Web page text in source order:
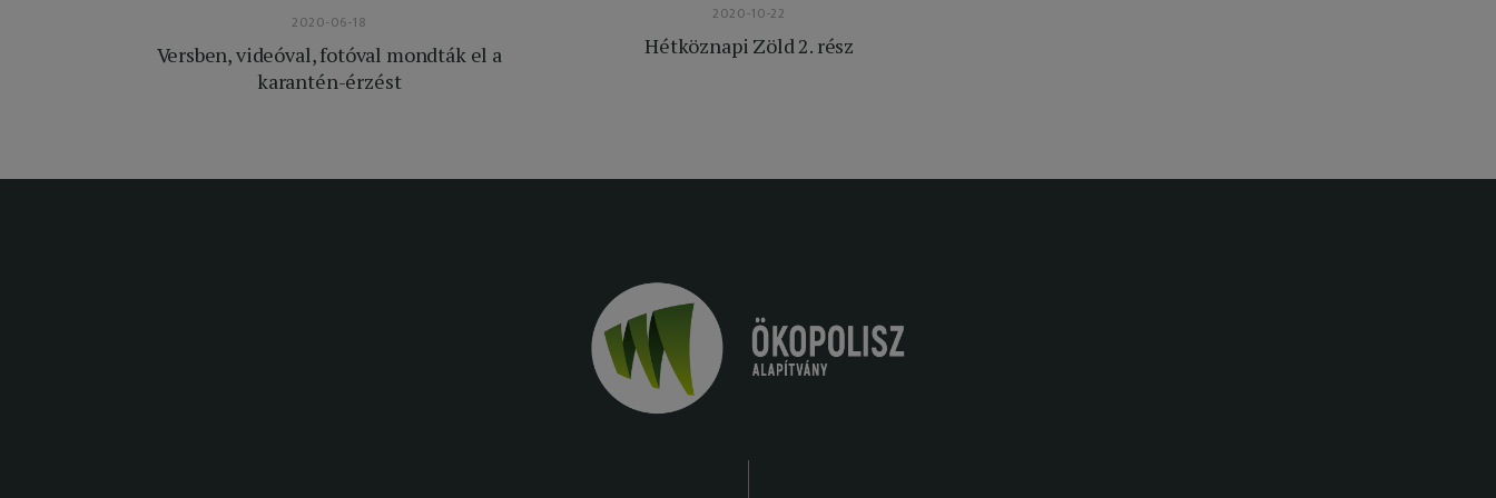
2020-06-18
Versben, videóval, fotóval mondták el a
karantén-érzést
2020-10-22
Hétköznapi Zöld 2. rész